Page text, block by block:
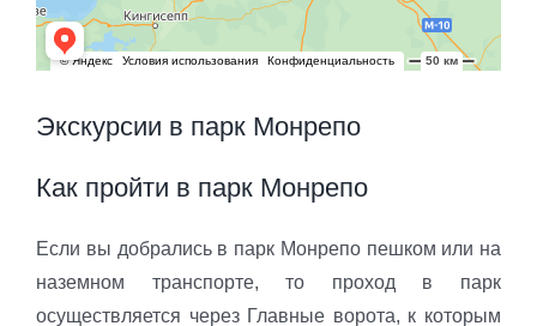
Экскурсии в парк Монрепо
Как пройти в парк Монрепо
Если вы добрались в парк Монрепо пешком или на
наземном транспорте, то проход в парк
осуществляется через Главные ворота, к которым